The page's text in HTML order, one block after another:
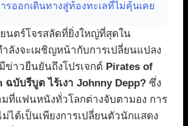
รออกเดินทางสู่ท้องทะเลที่ไม่คุ้นเคย
นตร์โจรสลัดที่ยิ่งใหญ่ที่สุดใน
ลังจะเผชิญหน้ากับการเปลี่ยนแปลง
ข่าวยืนยันถึงโปรเจกต์ Pirates of
ฉบับรีบูต ไร้เงา Johnny Depp? ซึ่ง
มที่แฟนหนังทั่วโลกต่างจับตามอง การ
ได้เป็นเพียงการเปลี่ยนตัวนักแสดง